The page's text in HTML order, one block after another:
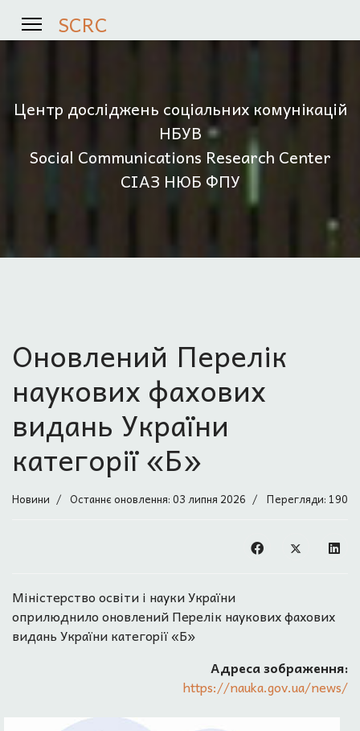
SCRC
Центр досліджень соціальних комунікацій
НБУВ
Social Communications Research Center
СІАЗ НЮБ ФПУ
Оновлений Перелік
наукових фахових
видань України
категорії «Б»
Новини Останнє оновлення: 03 липня 2026 Перегляди: 190
Міністерство освіти і науки України
оприлюднило оновлений Перелік наукових фахових
видань України категорії «Б»
Адреса зображення:
https://nauka.gov.ua/news/